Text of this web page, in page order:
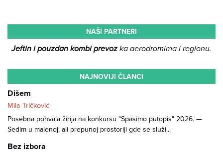
NAŠI PARTNERI
Jeftin i pouzdan kombi prevozka aerodromima i regionu.
NAJNOVIJI ČLANCI
Dišem
Mila Tričković
Posebna pohvala žirija na konkursu "Spasimo putopis" 2026. —
Sedim u malenoj, ali prepunoj prostoriji gde se služi...
Bez izbora